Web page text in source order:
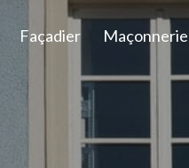
Façadier Maçonnerie